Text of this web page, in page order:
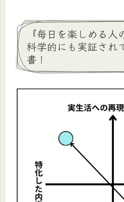
『毎日を楽しめる
科学的にも実証され
書！